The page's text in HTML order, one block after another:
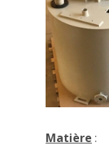
Matière :